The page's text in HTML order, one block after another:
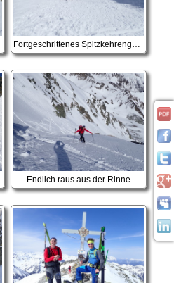
Endlich raus aus der Rinne